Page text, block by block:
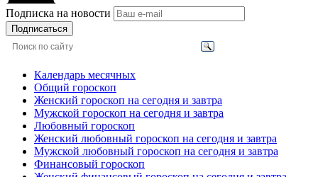
Подписка на новости
Подписаться
Календарь месячных
Общий гороскоп
Женский гороскоп на сегодня и завтра
Мужской гороскоп на сегодня и завтра
Любовный гороскоп
Женский любовный гороскоп на сегодня и завтра
Мужской любовный гороскоп на сегодня и завтра
Финансовый гороскоп